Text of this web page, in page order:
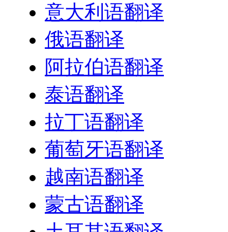
意大利语翻译
俄语翻译
阿拉伯语翻译
泰语翻译
拉丁语翻译
葡萄牙语翻译
越南语翻译
蒙古语翻译